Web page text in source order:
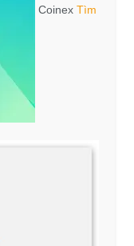
Coinex Tìm